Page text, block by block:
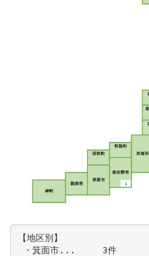
【地区別】
・箕面市...　　　3件